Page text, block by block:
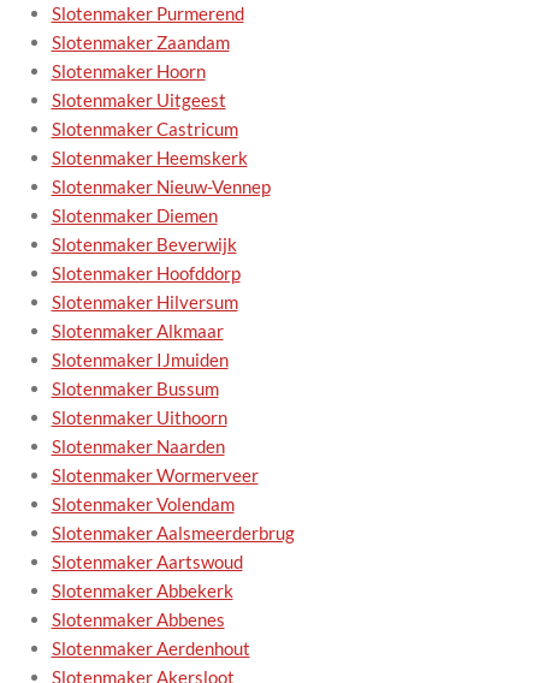
Slotenmaker Purmerend
Slotenmaker Zaandam
Slotenmaker Hoorn
Slotenmaker Uitgeest
Slotenmaker Castricum
Slotenmaker Heemskerk
Slotenmaker Nieuw-Vennep
Slotenmaker Diemen
Slotenmaker Beverwijk
Slotenmaker Hoofddorp
Slotenmaker Hilversum
Slotenmaker Alkmaar
Slotenmaker IJmuiden
Slotenmaker Bussum
Slotenmaker Uithoorn
Slotenmaker Naarden
Slotenmaker Wormerveer
Slotenmaker Volendam
Slotenmaker Aalsmeerderbrug
Slotenmaker Aartswoud
Slotenmaker Abbekerk
Slotenmaker Abbenes
Slotenmaker Aerdenhout
Slotenmaker Akersloot